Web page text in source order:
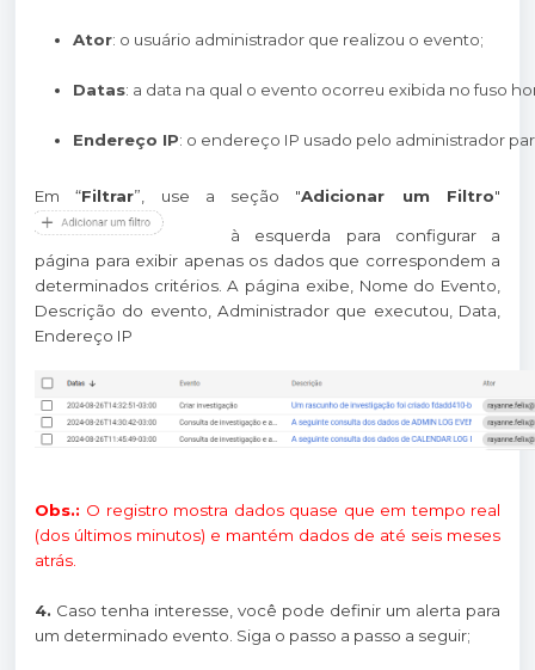
Ator: o usuário administrador que realizou o evento;
Datas: a data na qual o evento ocorreu exibida no fuso
Endereço IP: o endereço IP usado pelo administrador
Em “Filtrar”, use a seção "Adicionar um Filtro"
à esquerda para configurar a
página para exibir apenas os dados que correspondem a
determinados critérios. A página exibe, Nome do Evento,
Descrição do evento, Administrador que executou, Data,
Endereço IP
Obs.: O registro mostra dados quase que em tempo real
(dos últimos minutos) e mantém dados de até seis meses
atrás.
4. Caso tenha interesse, você pode definir um alerta para
um determinado evento. Siga o passo a passo a seguir;